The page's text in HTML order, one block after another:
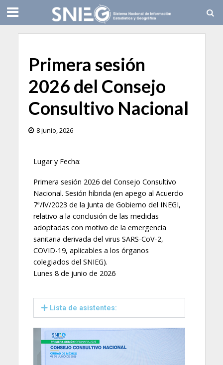
Primera sesión
2026 del Consejo
Consultivo Nacional
8 junio, 2026
Lugar y Fecha:
Primera sesión 2026 del Consejo Consultivo
Nacional. Sesión híbrida (en apego al Acuerdo
7ª/IV/2023 de la Junta de Gobierno del INEGI,
relativo a la conclusión de las medidas
adoptadas con motivo de la emergencia
sanitaria derivada del virus SARS-CoV-2,
COVID-19, aplicables a los órganos
colegiados del SNIEG).
Lunes 8 de junio de 2026
Lista de asistentes: